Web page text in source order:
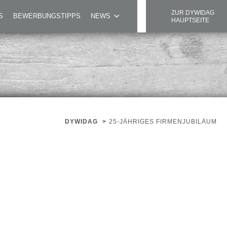
BEWERBUNGSTIPPS NEWS
ZUR DYWIDAG
HAUPTSEITE
DYWIDAG > 25-JÄHRIGES FIRMENJUBILÄUM